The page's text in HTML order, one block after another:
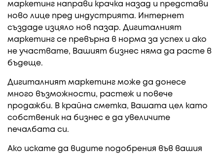
маркетинг направи крачка назад и представи
ново лице пред индустрията. Интернет
създаде изцяло нов пазар. Дигиталният
маркетинг се превърна в норма за успех и ако
не участвате, Вашият бизнес няма да расте в
бъдеще.
Дигиталният маркетинг може да донесе
много възможности, растеж и повече
продажби. В крайна сметка, Вашата цел като
собственик на бизнес е да увеличите
печалбата си.
Ако искате да видите подобрения във вашия